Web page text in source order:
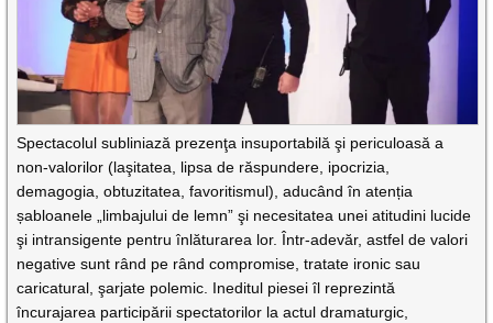
Spectacolul subliniază prezenţa insuportabilă şi periculoasă a
non-valorilor (laşitatea, lipsa de răspundere, ipocrizia,
demagogia, obtuzitatea, favoritismul), aducând în atenția
șabloanele „limbajului de lemn” şi necesitatea unei atitudini lucide
şi intransigente pentru înlăturarea lor. Într-adevăr, astfel de valori
negative sunt rând pe rând compromise, tratate ironic sau
caricatural, şarjate polemic. Ineditul piesei îl reprezintă
încurajarea participării spectatorilor la actul dramaturgic,